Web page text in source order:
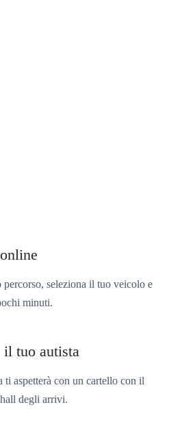
percorso, seleziona il tuo veicolo e
minuti.
il tuo autista
ti aspetterà con un cartello con il
degli arrivi.